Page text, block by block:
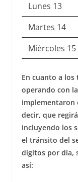
Lunes 13
Martes 14
Miércoles 15
En cuanto a
operando con
implementaron
decir, que
incluyendo los
el tránsito del
dígitos por día,
así: